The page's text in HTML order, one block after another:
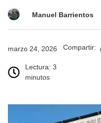
Manuel Barrientos
marzo 24, 2026
Lectura: 3
minutos
Compartir: